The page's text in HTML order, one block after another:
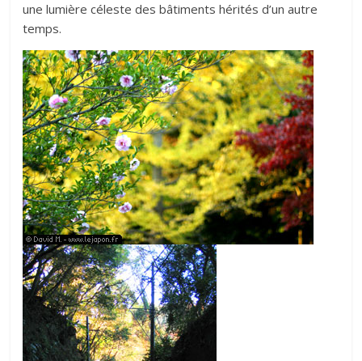
une lumière céleste des bâtiments hérités d’un autre
temps.